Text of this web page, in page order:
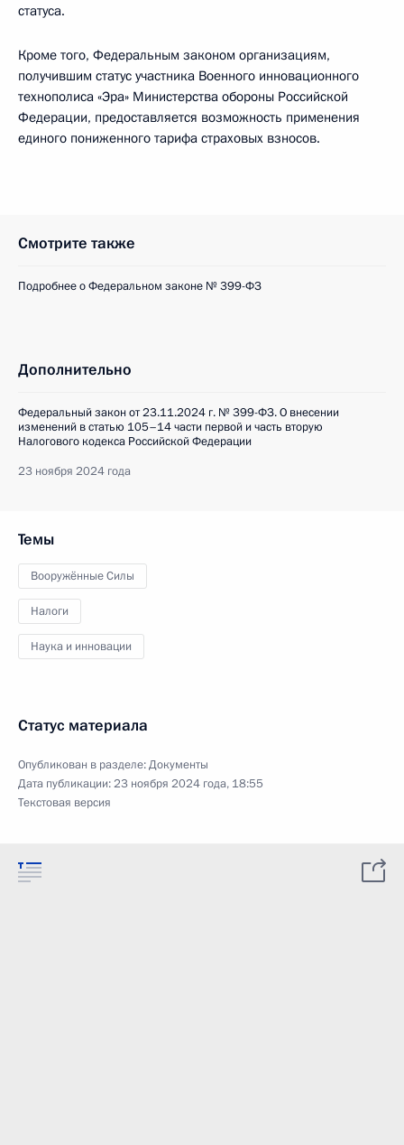
статуса.
Кроме того, Федеральным законом организациям,
получившим статус участника Военного инновационного
технополиса «Эра» Министерства обороны Российской
Федерации, предоставляется возможность применения
единого пониженного тарифа страховых взносов.
Смотрите также
Подробнее о Федеральном законе № 399-ФЗ
Дополнительно
Федеральный закон от 23.11.2024 г. № 399-ФЗ. О внесении
изменений в статью 105–14 части первой и часть вторую
Налогового кодекса Российской Федерации
23 ноября 2024 года
Темы
Вооружённые Силы
Налоги
Наука и инновации
Статус материала
Опубликован в разделе:Документы
Дата публикации:23 ноября 2024 года, 18:55
Текстовая версия